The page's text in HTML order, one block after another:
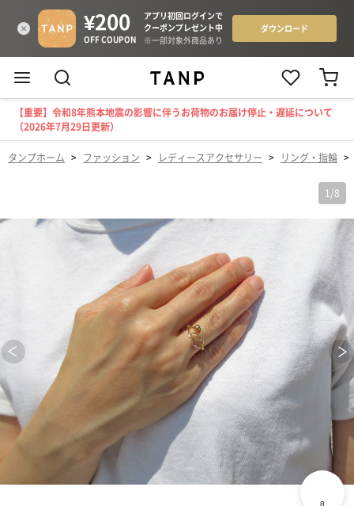
【重要】令和8年熊本地震の影響に伴うお荷物のお届け停止・遅延について
（2026年7月29日更新）
タンプホーム > ファッション > レディースアクセサリー > リング・指輪 >
1 /8